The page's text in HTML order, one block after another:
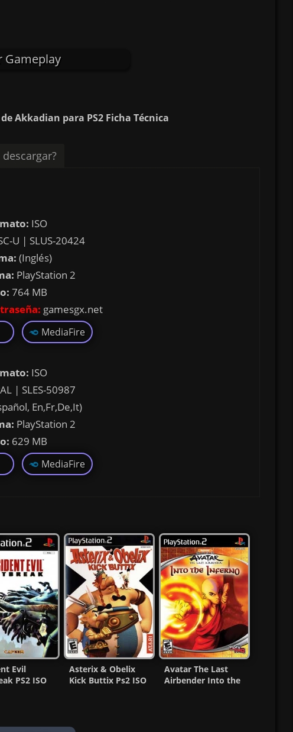
Gameplay
Akkadian para PS2 Ficha Técnica
ISO
U | SLUS-20424
(Inglés)
PlayStation 2
764 MB
gamesgx.net
MediaFire
ISO
| SLES-50987
En,Fr,De,It)
PlayStation 2
629 MB
MediaFire
Evil
PS2 ISO
Asterix & Obelix
Kick Buttix Ps2 ISO
Avatar The Last
Airbender Into the